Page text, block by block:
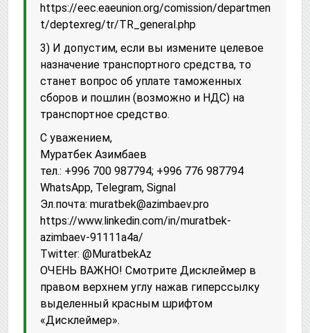
https://eec.eaeunion.org/comission/departmen
t/deptexreg/tr/TR_general.php
3) И допустим, если вы измените целевое
назначение транспортного средства, то
станет вопрос об уплате таможенных
сборов и пошлин (возможно и НДС) на
транспортное средство.
С уважением,
Муратбек Азимбаев
тел.: +996 700 987794; +996 776 987794
WhatsApp, Telegram, Signal
Эл.почта: muratbek@azimbaev.pro
httрs://www.linkedin.com/in/muratbek-
azimbaev-91111a4a/
Twitter: @MuratbekAz
ОЧЕНЬ ВАЖНО! Смотрите Дисклеймер в
правом верхнем углу нажав гиперссылку
выделенный красным шрифтом
«Дисклеймер».